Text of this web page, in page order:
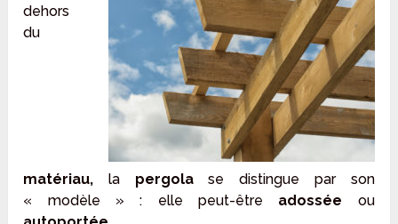
dehors
du
matériau, la pergolase distingue par son
« modèle » : elle peut-être adossée ou